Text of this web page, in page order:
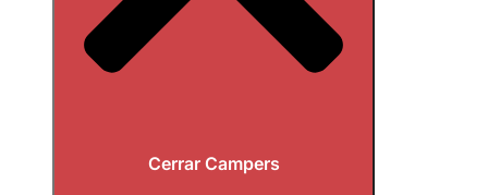
Cerrar Campers